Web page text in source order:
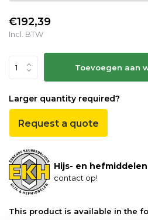
€192,39
Incl. BTW
Toevoegen aan
Larger quantity required?
Request a quote
Hijs- en
contact op!
This product is available in the